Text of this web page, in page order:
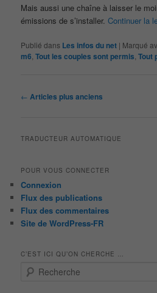
Mais aussi une chaîne à laisser le
émissions de s’installer.Continuer la
Publié dans Les infos du net | Marqué
m6 ,Tout les couples sont permis ,Tout
Navigation
← Articles plus anciens
TRADUCTEUR AUTOMATIQUE
POUR VOUS CONNECTER
Connexion
Flux des publications
Flux des commentaires
Site de WordPress-FR
C’EST ICI QU’ON CHERCHE …